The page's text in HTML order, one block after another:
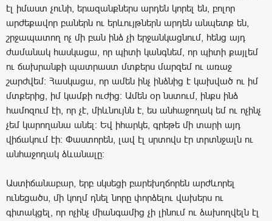
էլ իմաստ չունի, երազանքներս արդեն կորել են, բոլոր
արժեքավոր բաներն ու երևույթներն արդեն անպետք են,
շրջապատող ոչ մի բան ինձ չի երջանկացնում, հենց այդ
ժամանակ հասկացա, որ պիտի կանգնեմ, որ պիտի քայլեմ
ու ճախրանքի պատրաստ մտքերս մարզեմ ու առաջ
շարժվեմ: Հասկացա, որ ամեն ինչ ինձնից է կախված ու իմ
մտքերից, իմ կամքի ուժից: Ամեն օր նստում, ինքս ինձ
համոզում էի, որ չէ, միևնույնն է, ես անհաջողակ եմ ու ոչինչ
չեմ կարողանա անել: Եվ իհարկե, գրեթե մի տարի այդ
վիճակում էի: Փաստորեն, լավ էլ սրտովս էր տրտնջալն ու
անհաջողակ ձևանալը:
Աստիճանաբար, երբ սկսեցի բարեխղճորեն արժևորել
ունեցածս, մի կողմ դնել նորը փորձելու վախերս ու
գիտակցել, որ ոչինչ միանգամից չի լինում ու ձախողվելն էլ